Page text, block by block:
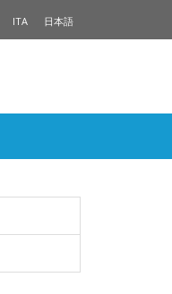
ITA 日本語